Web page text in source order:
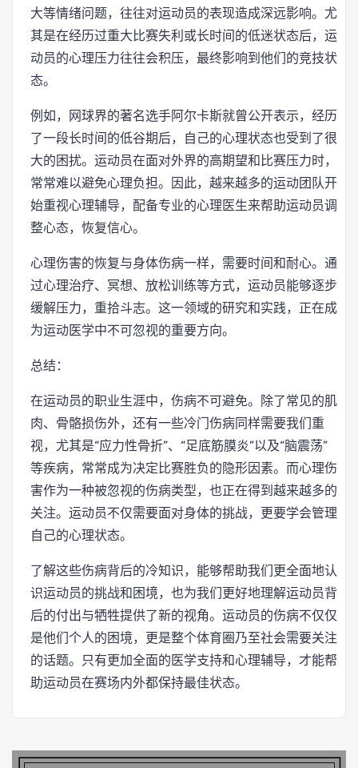
大等情绪问题，往往对运动员的表现造成深远影响。尤
其是在经历过重大比赛失利或长时间的低迷状态后，运
动员的心理压力往往会积压，最终影响到他们的竞技状
态。
例如，网球界的著名选手阿尔卡斯就曾公开表示，经历
了一段长时间的低谷期后，自己的心理状态也受到了很
大的困扰。运动员在面对外界的高期望和比赛压力时，
常常难以避免心理负担。因此，越来越多的运动团队开
始重视心理辅导，配备专业的心理医生来帮助运动员调
整心态，恢复信心。
心理伤害的恢复与身体伤病一样，需要时间和耐心。通
过心理治疗、冥想、放松训练等方式，运动员能够逐步
缓解压力，重拾斗志。这一领域的研究和实践，正在成
为运动医学中不可忽视的重要方向。
总结：
在运动员的职业生涯中，伤病不可避免。除了常见的肌
肉、骨骼损伤外，还有一些冷门伤病同样需要我们重
视，尤其是“应力性骨折”、“足底筋膜炎”以及“脑震荡”
等疾病，常常成为决定比赛胜负的隐形因素。而心理伤
害作为一种被忽视的伤病类型，也正在得到越来越多的
关注。运动员不仅需要面对身体的挑战，更要学会管理
自己的心理状态。
了解这些伤病背后的冷知识，能够帮助我们更全面地认
识运动员的挑战和困境，也为我们更好地理解运动员背
后的付出与牺牲提供了新的视角。运动员的伤病不仅仅
是他们个人的困境，更是整个体育圈乃至社会需要关注
的话题。只有更加全面的医学支持和心理辅导，才能帮
助运动员在赛场内外都保持最佳状态。